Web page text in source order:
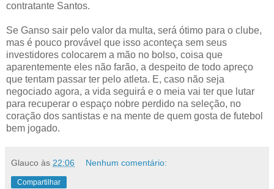
contratante Santos.
Se Ganso sair pelo valor da multa, será ótimo para o clube,
mas é pouco provável que isso aconteça sem seus
investidores colocarem a mão no bolso, coisa que
aparentemente eles não farão, a despeito de todo apreço
que tentam passar ter pelo atleta. E, caso não seja
negociado agora, a vida seguirá e o meia vai ter que lutar
para recuperar o espaço nobre perdido na seleção, no
coração dos santistas e na mente de quem gosta de futebol
bem jogado.
Glauco às 22:06 Nenhum comentário:
Compartilhar